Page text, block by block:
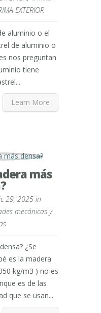
EXTERIOR
aluminio o el
de aluminio o
nos preguntan
tiene
Learn More
más
29, 2025 in
mecánicas y
¿Se
es la madera
kg/m3 ) no es
es de las
que se usan...